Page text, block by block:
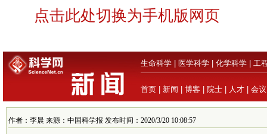
点击此处切换为手机版网页
生命科学 医学科学 化学科学 工
首页 新闻 博客 院士 人才 会议
作者：李晨 来源：中国科学报 发布时间：2020/3/20 10:08:57